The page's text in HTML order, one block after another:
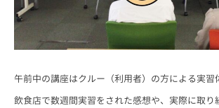
午前中の講座はクルー（利用者）の方による実習
飲食店で数週間実習をされた感想や、実際に取り